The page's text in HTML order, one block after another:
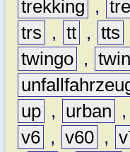
trekking
,
trs
, tt , tts
twingo ,
up , urban ,
v6 , v60 ,